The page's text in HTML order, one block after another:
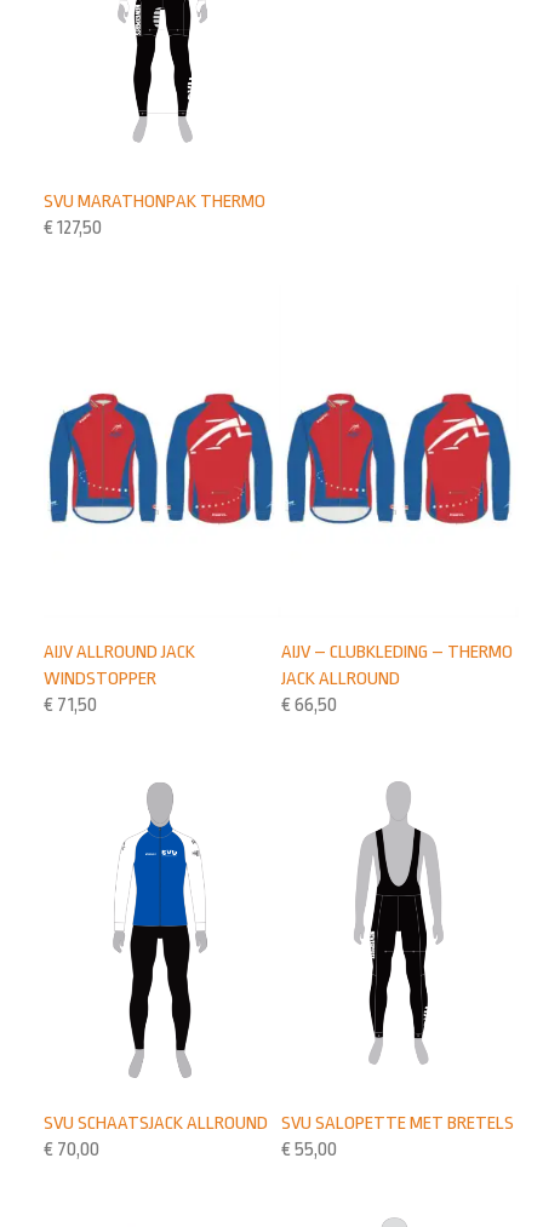
SVU MARATHON­PAK THERMO
€ 127,50
AIJV – CLUBKLEDING – THERMO
JACK ALLROUND
€ 66,50
AIJV ALLROUND JACK
WINDSTOPPER
€ 71,50
SVU SALOPETTE MET BRETELS
€ 55,00
SVU SCHAATSJACK ALLROUND
€ 70,00